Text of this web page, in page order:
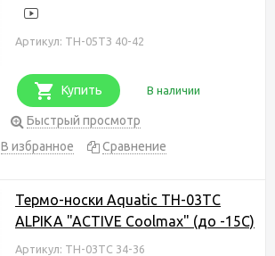
Артикул: ТН-05ТЗ 40-42
Купить В наличии
Быстрый просмотр
В избранное
Сравнение
Термо-носки Aquatic ТН-03ТС
ALPIKA "ACTIVE Coolmax" (до -15С)
Артикул: ТН-03ТС 34-36